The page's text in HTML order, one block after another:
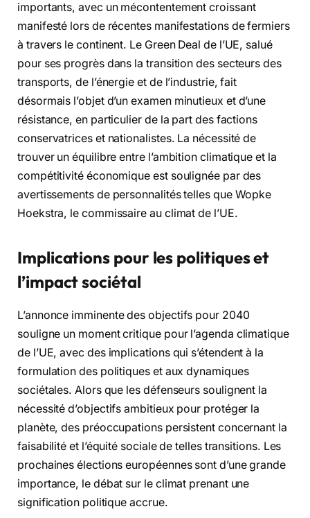
importants, avec un mécontentement croissant
manifesté lors de récentes manifestations de fermiers
à travers le continent. Le Green Deal de l’UE, salué
pour ses progrès dans la transition des secteurs des
transports, de l’énergie et de l’industrie, fait
désormais l’objet d’un examen minutieux et d’une
résistance, en particulier de la part des factions
conservatrices et nationalistes. La nécessité de
trouver un équilibre entre l’ambition climatique et la
compétitivité économique est soulignée par des
avertissements de personnalités telles que Wopke
Hoekstra, le commissaire au climat de l’UE.
Implications pour les politiques et
l’impact sociétal
L’annonce imminente des objectifs pour 2040
souligne un moment critique pour l’agenda climatique
de l’UE, avec des implications qui s’étendent à la
formulation des politiques et aux dynamiques
sociétales. Alors que les défenseurs soulignent la
nécessité d’objectifs ambitieux pour protéger la
planète, des préoccupations persistent concernant la
faisabilité et l’équité sociale de telles transitions. Les
prochaines élections européennes sont d’une grande
importance, le débat sur le climat prenant une
signification politique accrue.